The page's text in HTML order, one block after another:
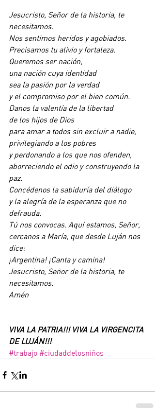
Jesucristo, Señor de la historia, te
necesitamos.
Nos sentimos heridos y agobiados.
Precisamos tu alivio y fortaleza.
Queremos ser nación,
una nación cuya identidad
sea la pasión por la verdad
y el compromiso por el bien común.
Danos la valentía de la libertad
de los hijos de Dios
para amar a todos sin excluir a nadie,
privilegiando a los pobres
y perdonando a los que nos ofenden,
aborreciendo el odio y construyendo la
paz.
Concédenos la sabiduría del diálogo
y la alegría de la esperanza que no
defrauda.
Tú nos convocas. Aquí estamos, Señor,
cercanos a María, que desde Luján nos
dice:
¡Argentina! ¡Canta y camina!
Jesucristo, Señor de la historia, te
necesitamos.
Amén
VIVA LA PATRIA!!! VIVA LA VIRGENCITA
DE LUJÁN!!!
#trabajo #ciudaddelosniños